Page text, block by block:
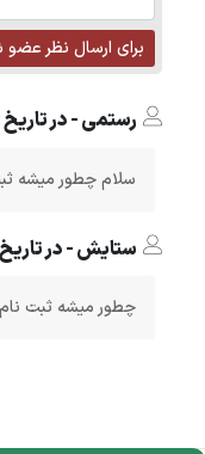
برای ارسال نظر
رستمی - در تاریخ :
سلام چطور میشه
ستایش - در تاریخ :
چطور میشه ثبت